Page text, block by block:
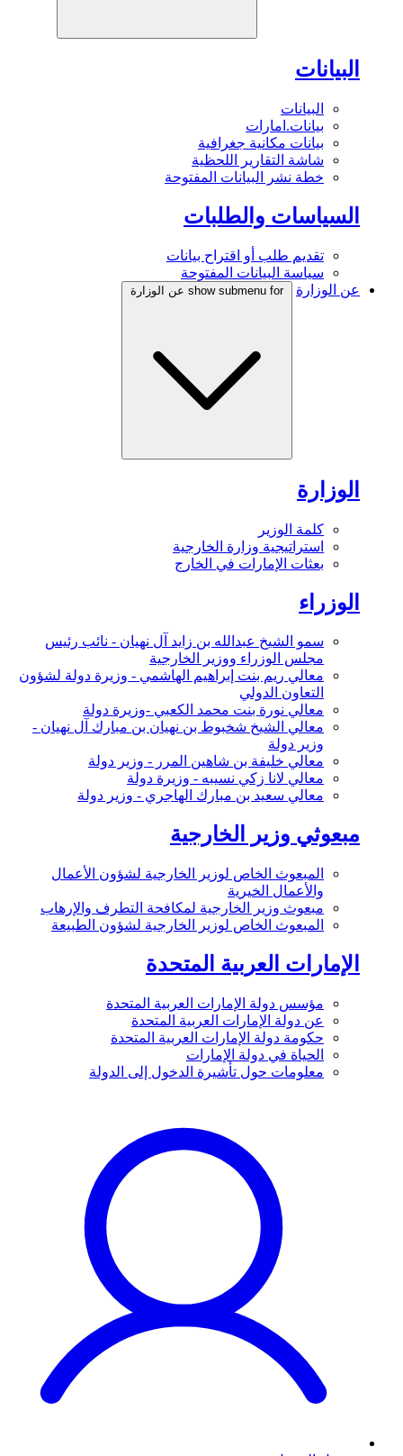
البيانات
البيانات
بيانات.امارات
بيانات مكانية جغرافية
شاشة التقارير اللحظية
خطة نشر البيانات المفتوحة
السياسات والطلبات
تقديم طلب أو اقتراح بيانات
سياسة البيانات المفتوحة
عن الوزارة
show submenu for عن الوزارة
الوزارة
كلمة الوزير
استراتيجية وزارة الخارجية
بعثات الإمارات في الخارج
الوزراء
سمو الشيخ عبدالله بن زايد آل نهيان - نائب رئيس
مجلس الوزراء ووزير الخارجية
معالي ريم بنت إبراهيم الهاشمي - وزيرة دولة لشؤون
التعاون الدولي
معالي نورة بنت محمد الكعبي -وزيرة دولة
معالي الشيخ شخبوط بن نهيان بن مبارك آل نهيان -
وزير دولة
معالي خليفة بن شاهين المرر - وزير دولة
معالي لانا زكي نسيبه - وزيرة دولة
معالي سعيد بن مبارك الهاجري - وزير دولة
مبعوثي وزير الخارجية
المبعوث الخاص لوزير الخارجية لشؤون الأعمال
والأعمال الخيرية
مبعوث وزير الخارجية لمكافحة التطرف والإرهاب
المبعوث الخاص لوزير الخارجية لشؤون الطبيعة
الإمارات العربية المتحدة
مؤسس دولة الإمارات العربية المتحدة
عن دولة الإمارات العربية المتحدة
حكومة دولة الإمارات العربية المتحدة
الحياة في دولة الإمارات
معلومات حول تأشيرة الدخول إلى الدولة